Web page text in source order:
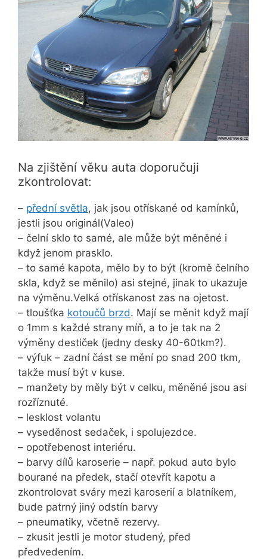
Na zjištění věku auta doporučuji
zkontrolovat:
– přední světla, jak jsou otřískané od kamínků,
jestli jsou originál(Valeo)
– čelní sklo to samé, ale může být měněné i
když jenom prasklo.
– to samé kapota, mělo by to být (kromě čelního
skla, když se měnilo) asi stejné, jinak to ukazuje
na výměnu.Velká otřískanost zas na ojetost.
– tloušťka kotoučů brzd. Mají se měnit když mají
o 1mm s každé strany míň, a to je tak na 2
výměny destiček (jedny desky 40-60tkm?).
– výfuk – zadní část se mění po snad 200 tkm,
takže musí být v kuse.
– manžety by měly být v celku, měněné jsou asi
rozříznuté.
– lesklost volantu
– vyseděnost sedaček, i spolujezdce.
– opotřebenost interiéru.
– barvy dílů karoserie – např. pokud auto bylo
bourané na předek, stačí otevřít kapotu a
zkontrolovat sváry mezi karoserií a blatníkem,
bude patrný jiný odstín barvy
– pneumatiky, včetně rezervy.
– zkusit jestli je motor studený, před
předvedením.